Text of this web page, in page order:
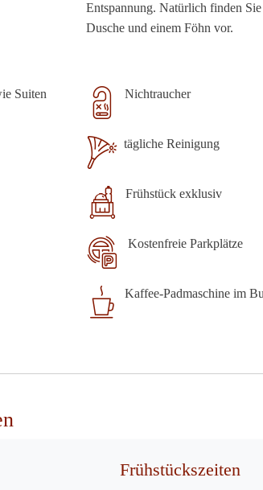
Entspannung. Natürlich finden
Dusche und einem Föhn vor.
Suiten Nichtraucher
tägliche Reinigung
Frühstück exklusiv
Kostenfreie Parkplätze
Kaffee-Padmaschine im
Frühstückszeiten